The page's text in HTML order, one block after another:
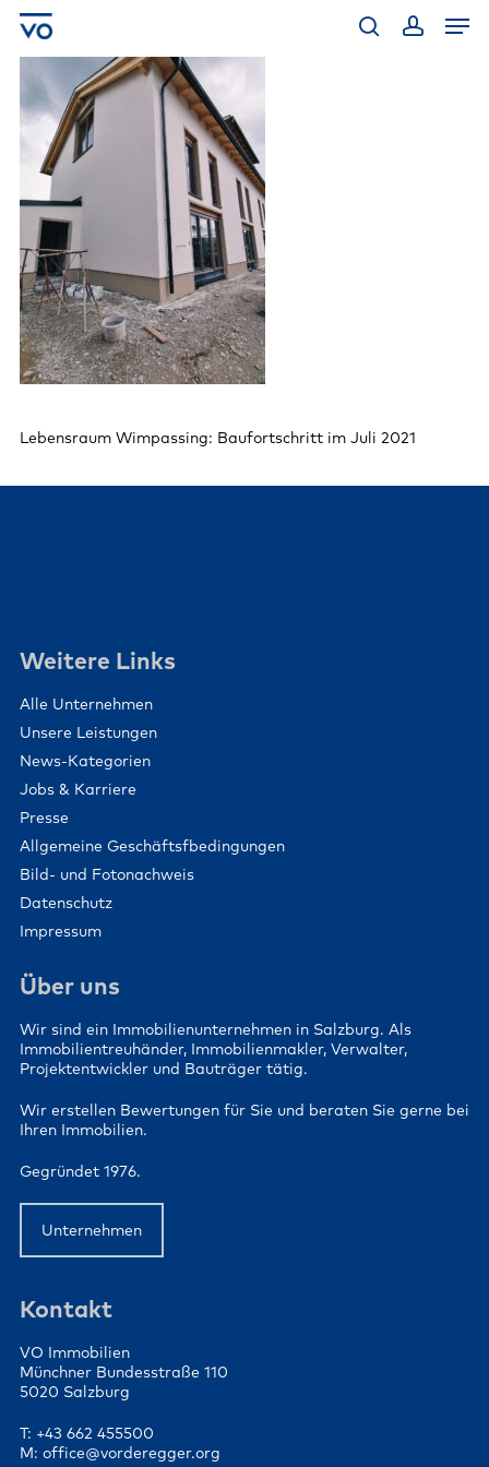
Skip
Lebensraum Wimpassing: Baufortschritt im Juli 2021
Weitere Links
Alle Unternehmen
Unsere Leistungen
News-Kategorien
Jobs & Karriere
Presse
Allgemeine Geschäftsfbedingungen
Bild- und Fotonachweis
Datenschutz
Impressum
Über uns
Wir sind ein Immobilienunternehmen in Salzburg. Als
Immobilientreuhänder, Immobilienmakler, Verwalter,
Projektentwickler und Bauträger tätig.
Wir erstellen Bewertungen für Sie und beraten Sie gerne bei
Ihren Immobilien.
Gegründet 1976.
Unternehmen
Kontakt
VO Immobilien
Münchner Bundesstraße 110
5020 Salzburg
T: +43 662 455500
M: office@vorderegger.org